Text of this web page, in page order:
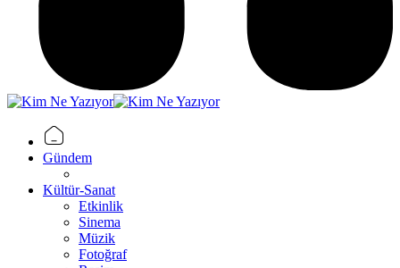
Gündem
Kültür-Sanat
Etkinlik
Sinema
Müzik
Fotoğraf